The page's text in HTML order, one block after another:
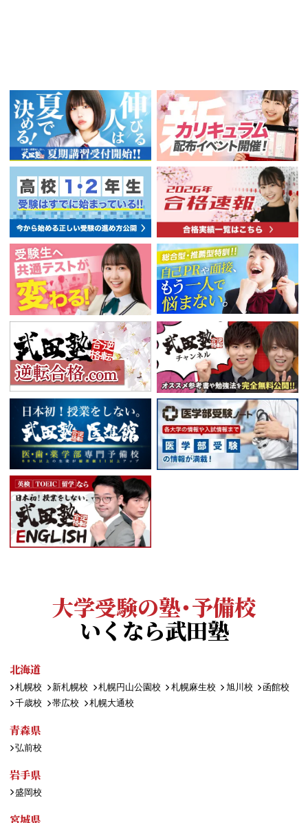
大学受験の塾・予備校
いくなら武田塾
北海道
札幌校 新札幌校 札幌円山公園校 札幌麻生校 旭川校
函館校
千歳校
帯広校 札幌大通校
青森県
弘前校
岩手県
盛岡校
宮城県